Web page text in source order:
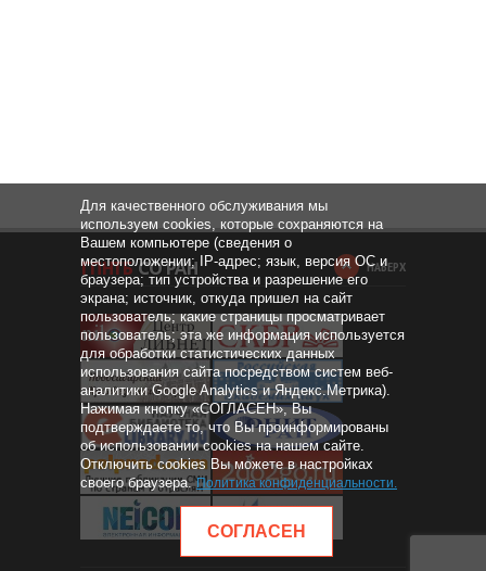
НАВЕРХ
Для качественного обслуживания мы
используем cookies, которые сохраняются на
Вашем компьютере (сведения о
местоположении; IP-адрес; язык, версия ОС и
браузера; тип устройства и разрешение его
экрана; источник, откуда пришел на сайт
пользователь; какие страницы просматривает
пользователь; эта же информация используется
для обработки статистических данных
использования сайта посредством систем веб-
аналитики Google Analytics и Яндекс.Метрика).
Нажимая кнопку «СОГЛАСЕН», Вы
подтверждаете то, что Вы проинформированы
об использовании cookies на нашем сайте.
Отключить cookies Вы можете в настройках
своего браузера.Политика конфиденциальности.
СОГЛАСЕН